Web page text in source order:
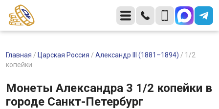
Главная / Царская Россия / Александр III (1881–1894) / 1/2
копейки
Монеты Александра 3 1/2 копейки в
городе Санкт-Петербург